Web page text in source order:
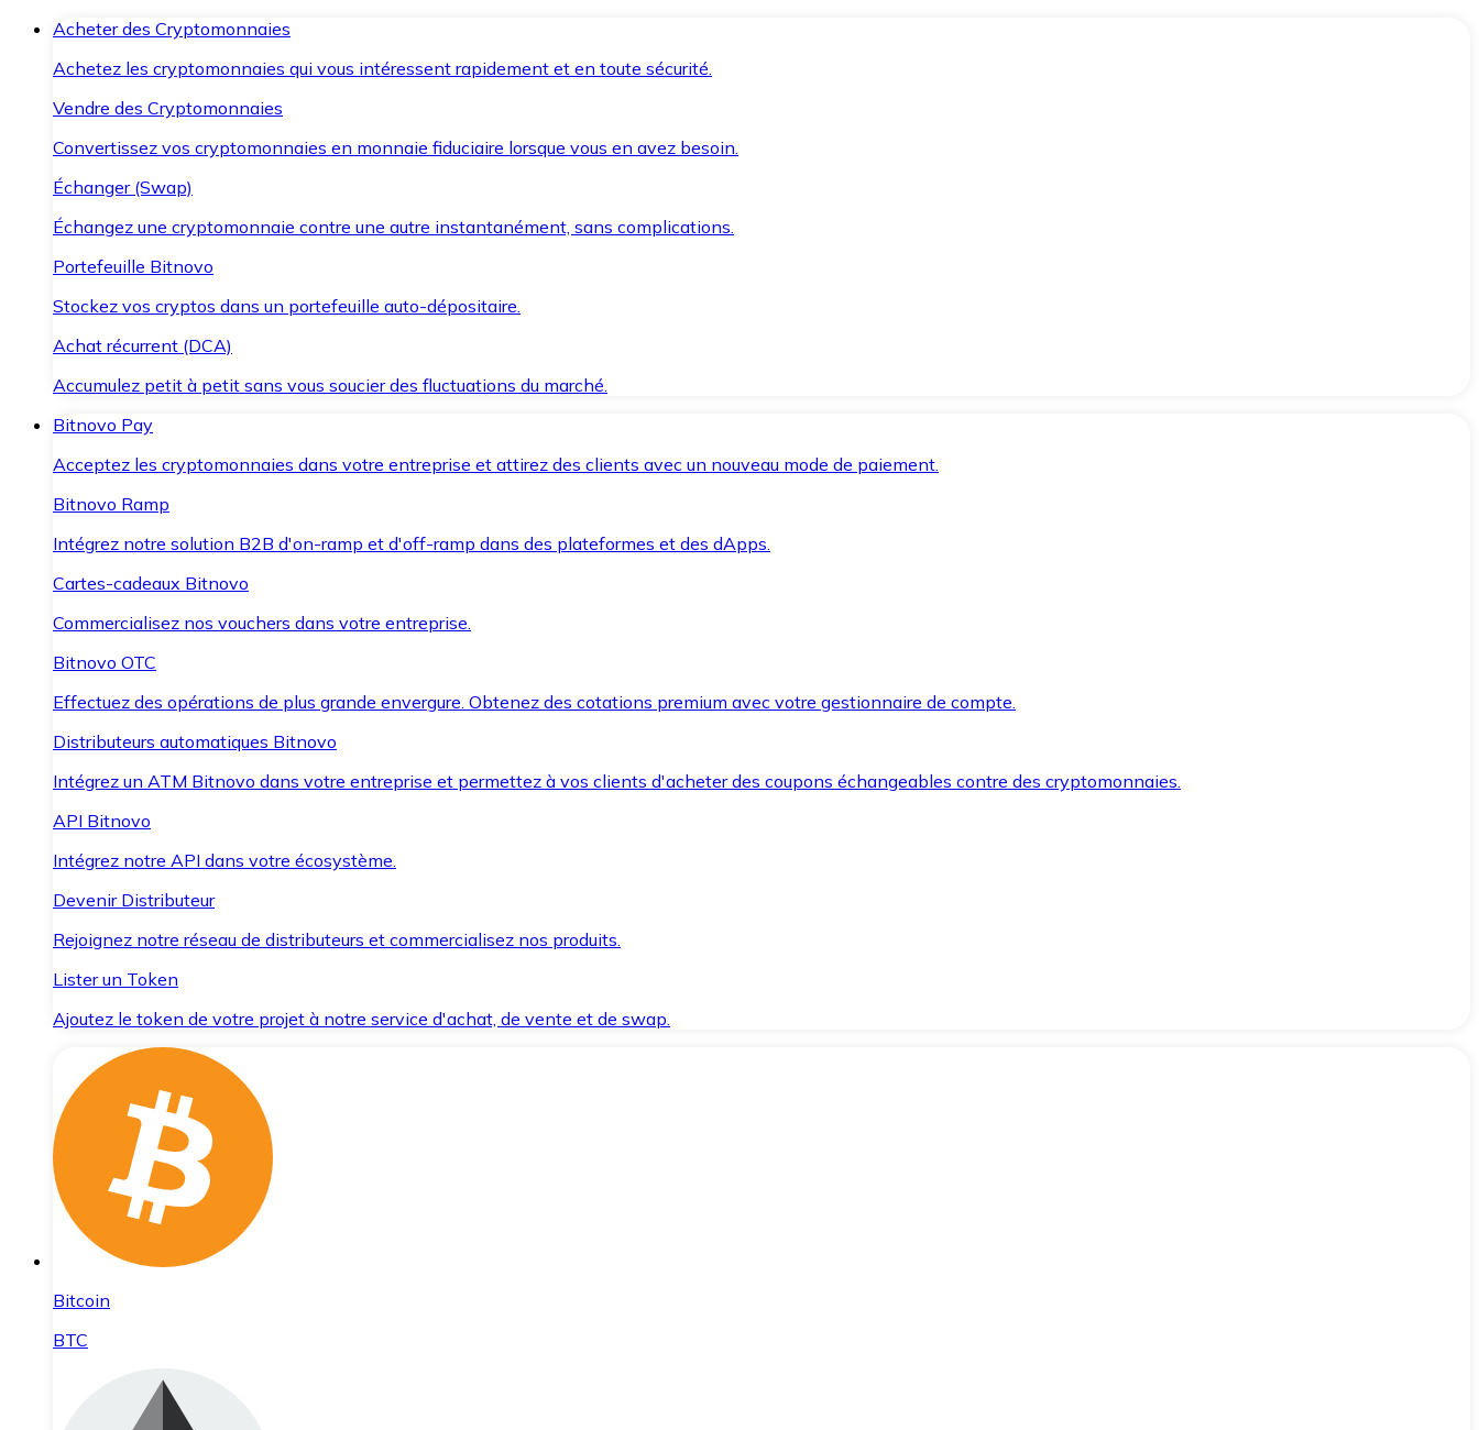
Acheter des Cryptomonnaies
Achetez les cryptomonnaies qui vous intéressent rapidement et en toute sécurité.
Vendre des Cryptomonnaies
Convertissez vos cryptomonnaies en monnaie fiduciaire lorsque vous en avez besoin.
Échanger (Swap)
Échangez une cryptomonnaie contre une autre instantanément, sans complications.
Portefeuille Bitnovo
Stockez vos cryptos dans un portefeuille auto-dépositaire.
Achat récurrent (DCA)
Accumulez petit à petit sans vous soucier des fluctuations du marché.
Bitnovo Pay
Acceptez les cryptomonnaies dans votre entreprise et attirez des clients avec un nouveau mode de paiement.
Bitnovo Ramp
Intégrez notre solution B2B d'on-ramp et d'off-ramp dans des plateformes et des dApps.
Cartes-cadeaux Bitnovo
Commercialisez nos vouchers dans votre entreprise.
Bitnovo OTC
Effectuez des opérations de plus grande envergure. Obtenez des cotations premium avec votre gestionnaire de compte.
Distributeurs automatiques Bitnovo
Intégrez un ATM Bitnovo dans votre entreprise et permettez à vos clients d'acheter des coupons échangeables contre des cryptomonnaies.
API Bitnovo
Intégrez notre API dans votre écosystème.
Devenir Distributeur
Rejoignez notre réseau de distributeurs et commercialisez nos produits.
Lister un Token
Ajoutez le token de votre projet à notre service d'achat, de vente et de swap.
Bitcoin
BTC